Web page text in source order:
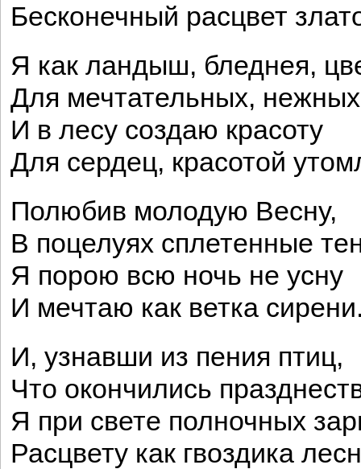
Бесконечный расцвет
Я как ландыш, бледнея,
Для мечтательных,
И в лесу создаю красоту
Для сердец, красотой
Полюбив молодую Весну,
В поцелуях сплетенные
Я порою всю ночь не усну
И мечтаю как ветка
И, узнавши из пения птиц,
Что окончились
Я при свете полночных
Расцвету как гвоздика